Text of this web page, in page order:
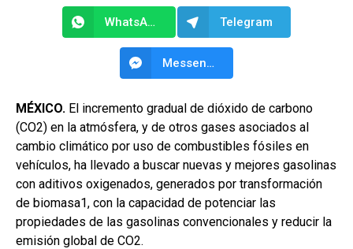
WhatsApp Telegram
Messenger
MÉXICO. El incremento gradual de dióxido de carbono
(CO2) en la atmósfera, y de otros gases asociados al
cambio climático por uso de combustibles fósiles en
vehículos, ha llevado a buscar nuevas y mejores gasolinas
con aditivos oxigenados, generados por transformación
de biomasa1, con la capacidad de potenciar las
propiedades de las gasolinas convencionales y reducir la
emisión global de CO2.